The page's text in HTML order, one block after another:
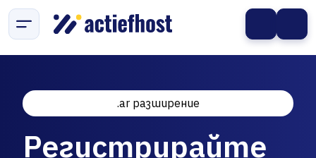
.ar разширение
Регистрирайте